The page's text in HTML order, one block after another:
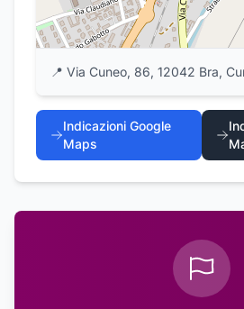
📍 Via Cuneo, 86, 12042 Bra,
Indicazioni Google
Maps